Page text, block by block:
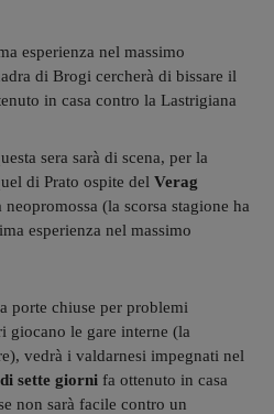
esperienza nel massimo
di Brogi cercherà di bissare il
in casa contro la Lastrigiana
sera sarà di scena, per la
di Prato ospite del Verag
neopromossa (la scorsa stagione ha
esperienza nel massimo
porte chiuse per problemi
giocano le gare interne (la
vedrà i valdarnesi impegnati nel
sette giorni fa ottenuto in casa
non sarà facile contro un